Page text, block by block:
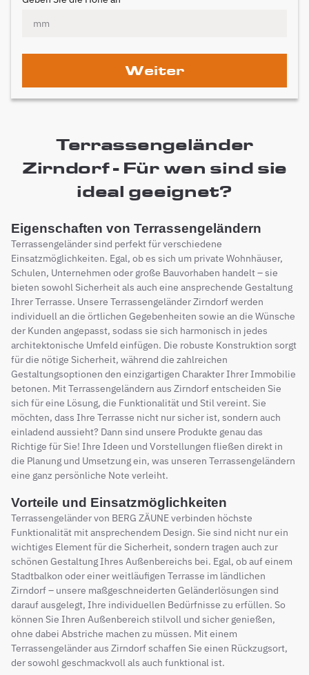
Weiter
Terrassengeländer
Zirndorf - Für wen sind sie
ideal geeignet?
Eigenschaften von Terrassengeländern
Terrassengeländer sind perfekt für verschiedene
Einsatzmöglichkeiten. Egal, ob es sich um private Wohnhäuser,
Schulen, Unternehmen oder große Bauvorhaben handelt – sie
bieten sowohl Sicherheit als auch eine ansprechende Gestaltung
Ihrer Terrasse. Unsere Terrassengeländer Zirndorf werden
individuell an die örtlichen Gegebenheiten sowie an die Wünsche
der Kunden angepasst, sodass sie sich harmonisch in jedes
architektonische Umfeld einfügen. Die robuste Konstruktion sorgt
für die nötige Sicherheit, während die zahlreichen
Gestaltungsoptionen den einzigartigen Charakter Ihrer Immobilie
betonen. Mit Terrassengeländern aus Zirndorf entscheiden Sie
sich für eine Lösung, die Funktionalität und Stil vereint. Sie
möchten, dass Ihre Terrasse nicht nur sicher ist, sondern auch
einladend aussieht? Dann sind unsere Produkte genau das
Richtige für Sie! Ihre Ideen und Vorstellungen fließen direkt in
die Planung und Umsetzung ein, was unseren Terrassengeländern
eine ganz persönliche Note verleiht.
Vorteile und Einsatzmöglichkeiten
Terrassengeländer von BERG ZÄUNE verbinden höchste
Funktionalität mit ansprechendem Design. Sie sind nicht nur ein
wichtiges Element für die Sicherheit, sondern tragen auch zur
schönen Gestaltung Ihres Außenbereichs bei. Egal, ob auf einem
Stadtbalkon oder einer weitläufigen Terrasse im ländlichen
Zirndorf – unsere maßgeschneiderten Geländerlösungen sind
darauf ausgelegt, Ihre individuellen Bedürfnisse zu erfüllen. So
können Sie Ihren Außenbereich stilvoll und sicher genießen,
ohne dabei Abstriche machen zu müssen. Mit einem
Terrassengeländer aus Zirndorf schaffen Sie einen Rückzugsort,
der sowohl geschmackvoll als auch funktional ist.